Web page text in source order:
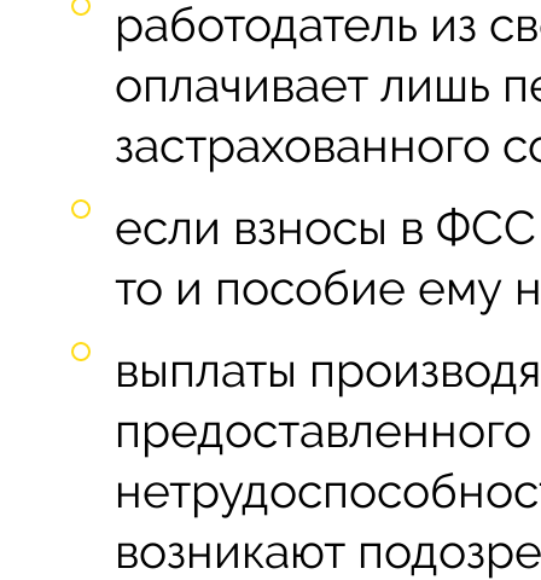
работодатель из
оплачивает лишь
застрахованного
если взносы в ФСС
то и пособие ему
выплаты
возникают